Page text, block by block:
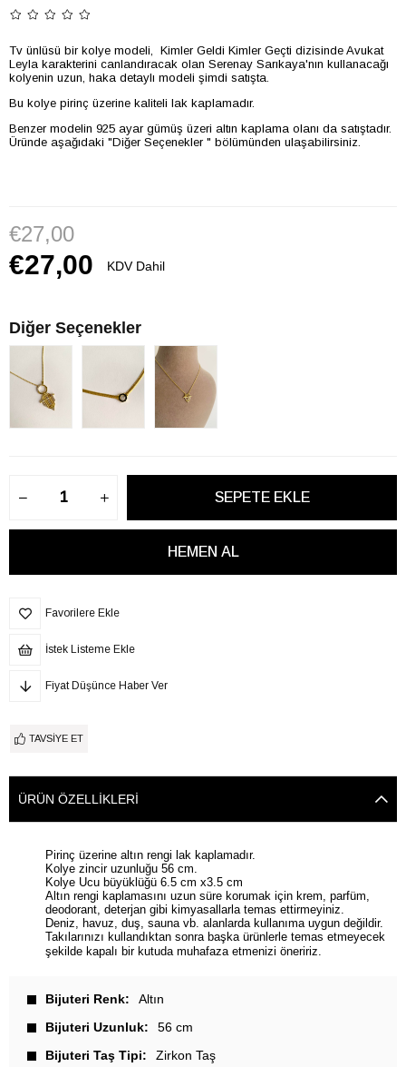
Tv ünlüsü bir kolye modeli, Kimler Geldi Kimler Geçti dizisinde Avukat
Leyla karakterini canlandıracak olan Serenay Sarıkaya'nın kullanacağı
kolyenin uzun, haka detaylı modeli şimdi satışta.
Bu kolye pirinç üzerine kaliteli lak kaplamadır.
Benzer modelin 925 ayar gümüş üzeri altın kaplama olanı da satıştadır.
Üründe aşağıdaki "Diğer Seçenekler " bölümünden ulaşabilirsiniz.
€27,00
KDV Dahil
€27,00
Diğer Seçenekler
Favorilere Ekle
İstek Listeme Ekle
Fiyat Düşünce Haber Ver
TAVSIYE ET
ÜRÜN ÖZELLIKLERI
Pirinç üzerine altın rengi lak kaplamadır.
Kolye zincir uzunluğu 56 cm.
Kolye Ucu büyüklüğü 6.5 cm x3.5 cm
Altın rengi kaplamasını uzun süre korumak için krem, parfüm,
deodorant, deterjan gibi kimyasallarla temas ettirmeyiniz.
Deniz, havuz, duş, sauna vb. alanlarda kullanıma uygun değildir.
Takılarınızı kullandıktan sonra başka ürünlerle temas etmeyecek
şekilde kapalı bir kutuda muhafaza etmenizi öneririz.
Bijuteri Renk
Altın
Bijuteri Uzunluk
56 cm
Bijuteri Taş Tipi
Zirkon Taş